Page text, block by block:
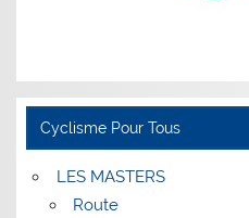
Cyclisme Pour Tous
LES MASTERS
Route